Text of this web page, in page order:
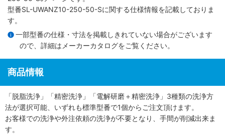
型番SL-UWANZ10-250-50-Sに関する仕様情報を記載しておりま
す。
一部型番の仕様・寸法を掲載しきれていない場合がございます
ので、詳細は メーカーカタログをご覧ください。
商品情報
「脱脂洗浄」「精密洗浄」「電解研磨＋精密洗浄」3種類の洗浄方
法が選択可能、いずれも標準型番で1個からご注文頂けます。
お客様での洗浄や外注依頼の洗浄が不要となり、手間が削減出来ま
す。